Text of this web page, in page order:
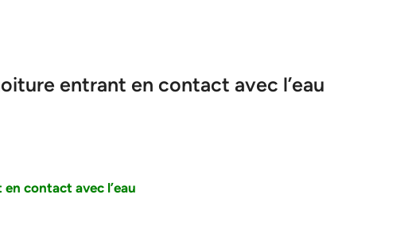
entrant en contact avec l’eau
contact avec l’eau